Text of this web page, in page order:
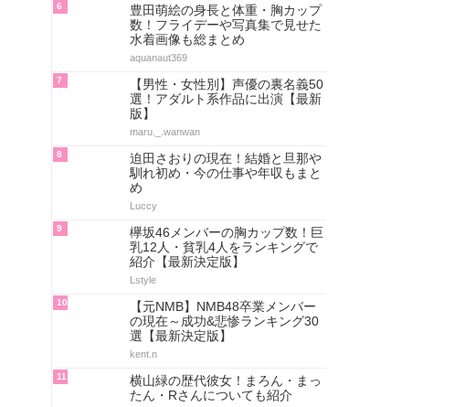
6
豊田萌絵の身長と体重・胸カップ
数！フライデーや写真集で見せた
水着画像も総まとめ
aquanaut369
7
【男性・女性別】声優の裏名義50
選！アダルト系作品に出演【最新
版】
maru._.wanwan
8
迫田さおりの現在！結婚と旦那や
馴れ初め・今の仕事や年収もまと
め
Luccy
9
欅坂46メンバーの胸カップ数！巨
乳12人・貧乳4人をランキングで
紹介【最新決定版】
Lstyle
10
【元NMB】NMB48卒業メンバー
の現在～成功&悲惨ランキング30
選【最新決定版】
kent.n
11
横山緑の歴代彼女！まろん・まっ
たん・Rさんについても紹介